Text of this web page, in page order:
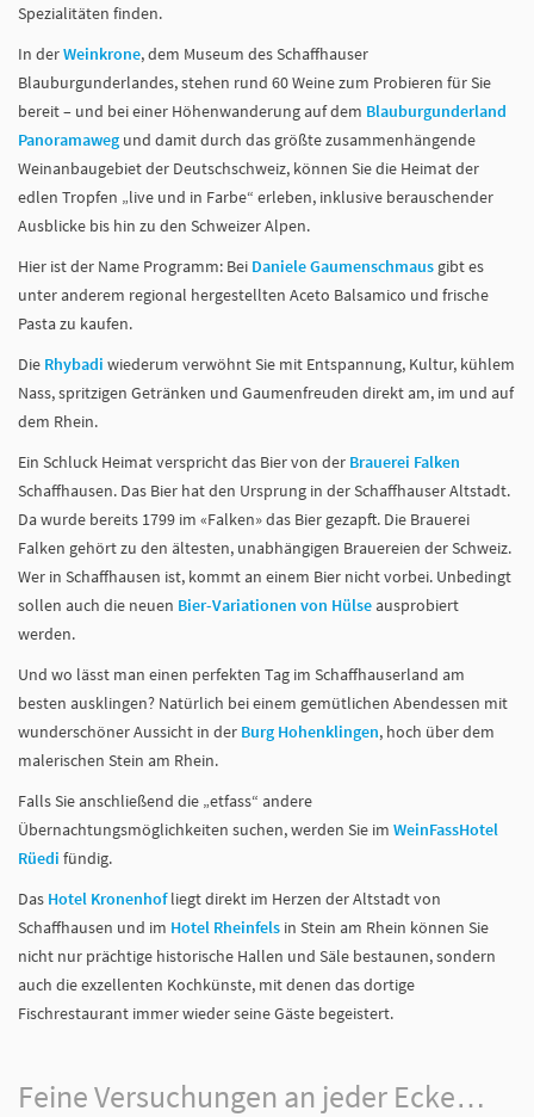
Spezialitäten finden.
In derWeinkrone, dem Museum des Schaffhauser
Blauburgunderlandes, stehen rund 60 Weine zum Probieren für Sie
bereit – und bei einer Höhenwanderung auf dem Blauburgunderland
Panoramaweg und damit durch das größte zusammenhängende
Weinanbaugebiet der Deutschschweiz, können Sie die Heimat der
edlen Tropfen „live und in Farbe“ erleben, inklusive berauschender
Ausblicke bis hin zu den Schweizer Alpen.
Hier ist der Name Programm: Bei Daniele Gaumenschmaus gibt es
unter anderem regional hergestellten Aceto Balsamico und frische
Pasta zu kaufen.
Die Rhybadi wiederum verwöhnt Sie mit Entspannung, Kultur, kühlem
Nass, spritzigen Getränken und Gaumenfreuden direkt am, im und auf
dem Rhein.
Ein Schluck Heimat verspricht das Bier von der Brauerei Falken
Schaffhausen. Das Bier hat den Ursprung in der Schaffhauser Altstadt.
Da wurde bereits 1799 im «Falken» das Bier gezapft. Die Brauerei
Falken gehört zu den ältesten, unabhängigen Brauereien der Schweiz.
Wer in Schaffhausen ist, kommt an einem Bier nicht vorbei. Unbedingt
sollen auch die neuen Bier-Variationen von Hülseausprobiert
werden.
Und wo lässt man einen perfekten Tag im Schaffhauserland am
besten ausklingen? Natürlich bei einem gemütlichen Abendessen mit
wunderschöner Aussicht in der Burg Hohenklingen, hoch über dem
malerischen Stein am Rhein.
Falls Sie anschließend die „etfass“ andere
Übernachtungsmöglichkeiten suchen, werden Sie im WeinFassHotel
Rüedi fündig.
Das Hotel Kronenhofliegt direkt im Herzen der Altstadt von
Schaffhausen und im Hotel Rheinfels in Stein am Rhein können Sie
nicht nur prächtige historische Hallen und Säle bestaunen, sondern
auch die exzellenten Kochkünste, mit denen das dortige
Fischrestaurant immer wieder seine Gäste begeistert.
Feine Versuchungen an jeder Ecke…